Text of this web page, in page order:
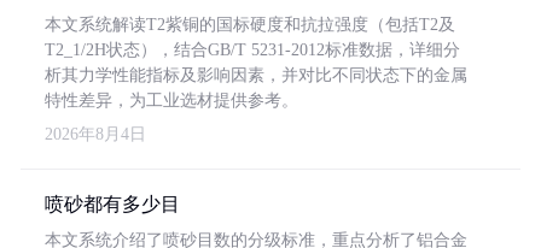
本文系统解读T2紫铜的国标硬度和抗拉强度（包括T2及
T2_1/2H状态），结合GB/T 5231-2012标准数据，详细分
析其力学性能指标及影响因素，并对比不同状态下的金属
特性差异，为工业选材提供参考。
2026年8月4日
喷砂都有多少目
本文系统介绍了喷砂目数的分级标准，重点分析了铝合金